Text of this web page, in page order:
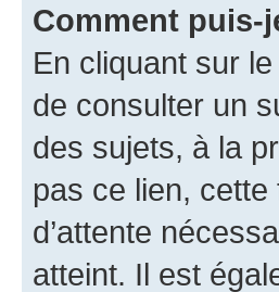
Comment puis-
En cliquant sur
de consulter un
des sujets, à la
pas ce lien,
d’attente
atteint. Il est